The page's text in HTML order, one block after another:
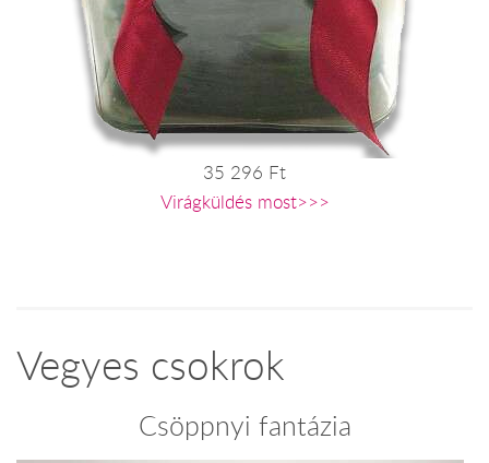
35 296 Ft
Virágküldés most>>>
Vegyes csokrok
Csöppnyi fantázia